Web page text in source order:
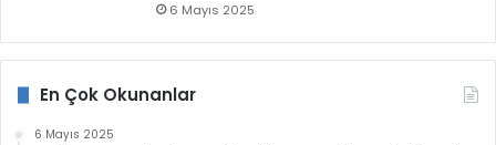
6 Mayıs 2025
En Çok Okunanlar
6 Mayıs 2025